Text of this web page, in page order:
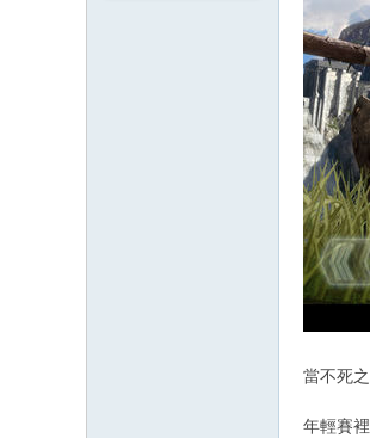
當不死
年輕賽